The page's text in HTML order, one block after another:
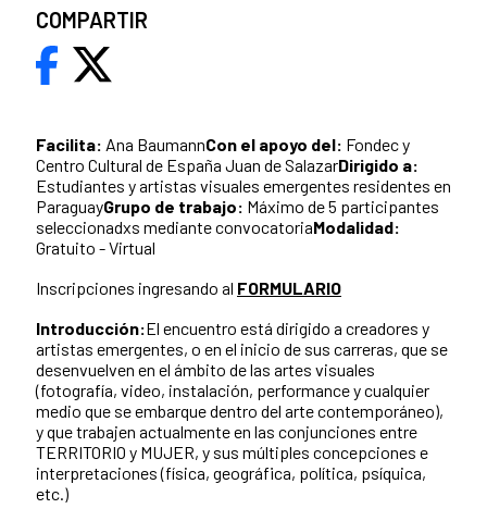
Facilita: Ana BaumannCon el apoyo del: Fondec y
Centro Cultural de España Juan de SalazarDirigido a:
Estudiantes y artistas visuales emergentes residentes en
ParaguayGrupo de trabajo: Máximo de 5 participantes
seleccionadxs mediante convocatoriaModalidad:
Gratuito - Virtual
Inscripciones ingresando al FORMULARIO
Introducción:El encuentro está dirigido a creadores y
artistas emergentes, o en el inicio de sus carreras, que se
desenvuelven en el ámbito de las artes visuales
(fotografía, video, instalación, performance y cualquier
medio que se embarque dentro del arte contemporáneo),
y que trabajen actualmente en las conjunciones entre
TERRITORIO y MUJER, y sus múltiples concepciones e
interpretaciones (física, geográfica, política, psíquica,
etc.)
COMPARTIR